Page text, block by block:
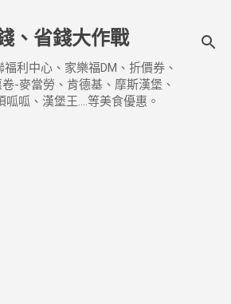
、省錢大作戰
福利中心、家樂福DM、折價券、
-麥當勞、肯德基、摩斯漢堡、
呱呱、漢堡王....等美食優惠。